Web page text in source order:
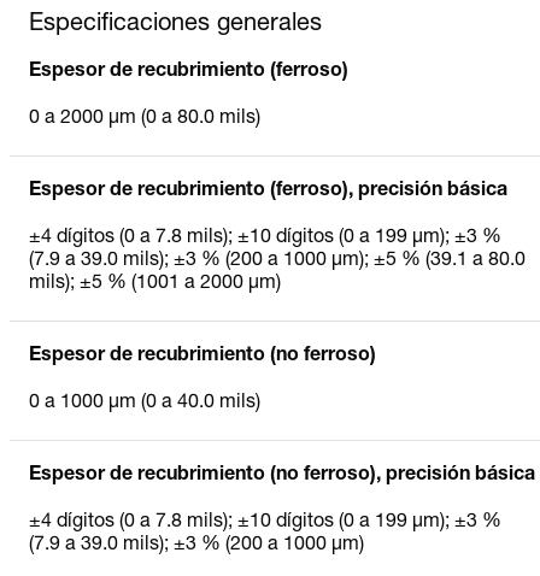
Especificaciones generales
Espesor de recubrimiento (ferroso)
0 a 2000 µm (0 a 80.0 mils)
Espesor de recubrimiento (ferroso), precisión básica
±4 dígitos (0 a 7.8 mils); ±10 dígitos (0 a 199 µm); ±3 %
(7.9 a 39.0 mils); ±3 % (200 a 1000 µm); ±5 % (39.1 a 80.0
mils); ±5 % (1001 a 2000 µm)
Espesor de recubrimiento (no ferroso)
0 a 1000 µm (0 a 40.0 mils)
Espesor de recubrimiento (no ferroso), precisión básica
±4 dígitos (0 a 7.8 mils); ±10 dígitos (0 a 199 µm); ±3 %
(7.9 a 39.0 mils); ±3 % (200 a 1000 µm)